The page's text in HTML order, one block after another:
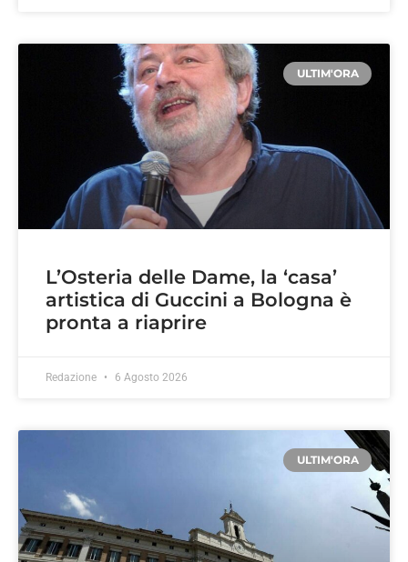
ULTIM'ORA
L’Osteria delle Dame, la ‘casa’
artistica di Guccini a Bologna è
pronta a riaprire
Redazione 6 Agosto 2026
ULTIM'ORA